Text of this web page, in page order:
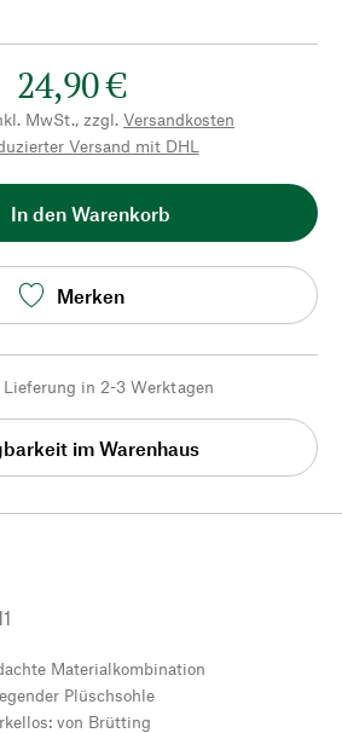
24,90 €
MwSt., zzgl. Versandkosten
Versand mit DHL
In den Warenkorb
Merken
Lieferung in 2-3 Werktagen
im Warenhaus
Materialkombination
Plüschsohle
von Brütting